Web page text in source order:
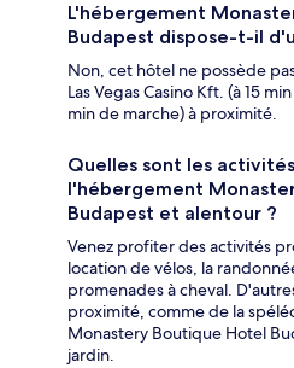
L'hébergement
Budapest dispose-t-il
Non, cet hôtel ne possède
Las Vegas Casino Kft. (à 15
min de marche) à proximité.
Quelles sont les
l'hébergement
Budapest et alentour ?
Venez profiter des activités
location de vélos, la
promenades à cheval.
proximité, comme de la
Monastery Boutique Hotel
jardin.